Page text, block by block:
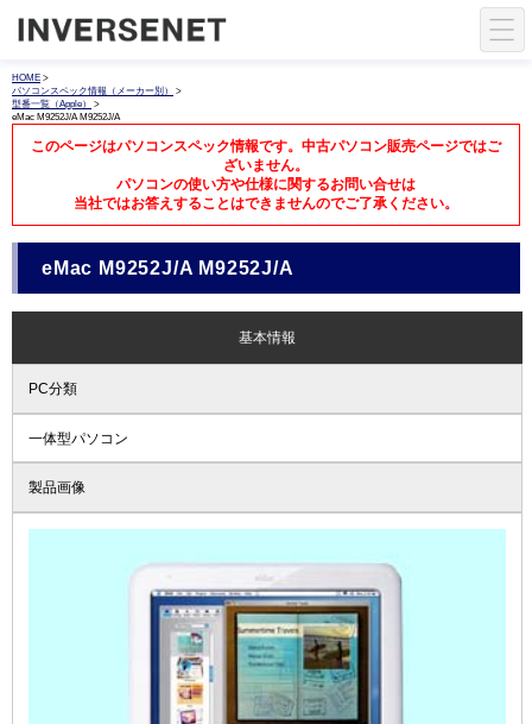
HOME >
パソコンスペック情報（メーカー別）
>
型番一覧（Apple）
>
eMac M9252J/A M9252J/A
このページはパソコンスペック情報です。中古パソコン販売ページではご
ざいません。
パソコンの使い方や仕様に関するお問い合せは
当社ではお答えすることはできませんのでご了承ください。
eMac M9252J/A M9252J/A
基本情報
PC分類
一体型パソコン
製品画像